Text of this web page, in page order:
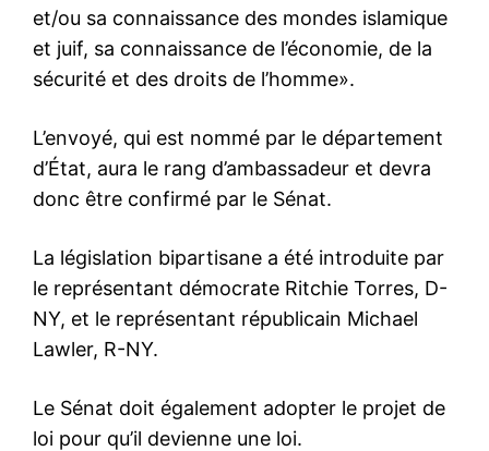
et/ou sa connaissance des mondes islamique
et juif, sa connaissance de l’économie, de la
sécurité et des droits de l’homme».
L’envoyé, qui est nommé par le département
d’État, aura le rang d’ambassadeur et devra
donc être confirmé par le Sénat.
La législation bipartisane a été introduite par
le représentant démocrate Ritchie Torres, D-
NY, et le représentant républicain Michael
Lawler, R-NY.
Le Sénat doit également adopter le projet de
loi pour qu’il devienne une loi.